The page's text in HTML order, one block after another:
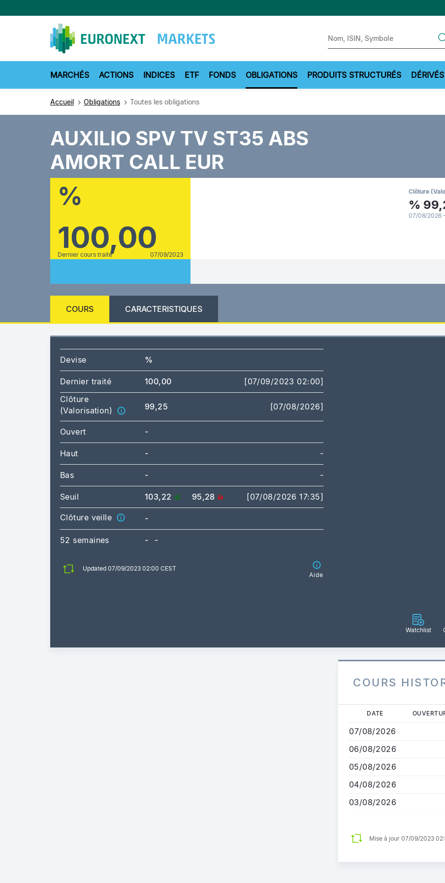
au
MARCHÉS ACTIONS INDICES ETF FONDS OBLIGATIONS PRODUITS STRUCTURÉS DÉRIVÉS
Accueil Obligations Toutes les obligations
AUXILIO SPV TV ST35 ABS
AMORT CALL EUR
%
100,00
Dernier cours traité 07/09/2023
Clôture
%
07/08/2026
COURS CARACTERISTIQUES
Devise %
Dernier traité 100,00
[07/09/2023 02:00]
Clôture
(Valorisation)
99,25 [07/08/2026]
Ouvert -
Haut - -
Bas - -
Seuil 103,22 95,28 [07/08/2026 17:35]
Clôture veille -
52 semaines - -
Updated 07/09/2023 02:00 CEST
Aide
Watchlist
COURS
contenu
principal
DATE
07/08/2026
06/08/2026
05/08/2026
04/08/2026
03/08/2026
Mise à jour 07/09/2023